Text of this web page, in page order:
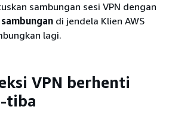
sambungan sesi VPN dengan
di jendela Klien AWS
lagi.
VPN berhenti
tiba